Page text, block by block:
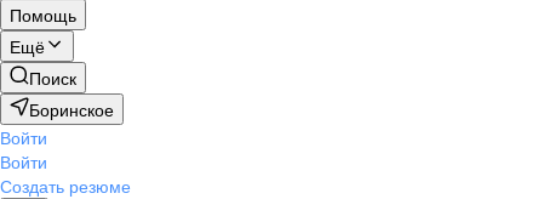
Помощь
Ещё
Поиск
Боринское
Войти
Войти
Создать резюме